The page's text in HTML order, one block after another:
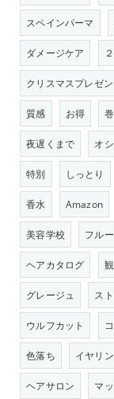
スペインパーマ
ダメージケア
クリスマスプレゼン
質感 お得
夜遅くまで オ
特別 しっとり
香水 Amazon
美容学校 フル
ヘアカタログ
グレージュ ス
ウルフカット
色落ち イヤリ
ヘアサロン マ